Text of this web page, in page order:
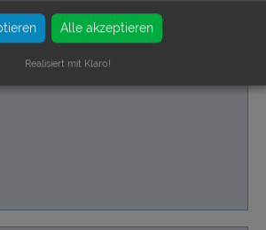
Alle akzeptieren
Realisiert mit Klaro!